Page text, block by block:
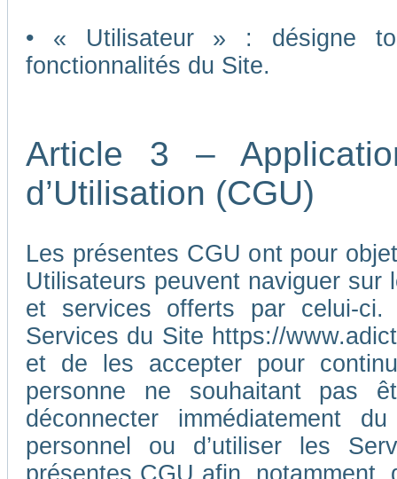
• « Utilisateur » : désigne
fonctionnalités du Site.
Article 3 –
d’Utilisation (CGU)
Les présentes CGU ont pour
Utilisateurs peuvent naviguer
et services offerts par celui-ci.
Services du Site https://
et de les accepter pour
personne ne souhaitant pas
déconnecter immédiatement
personnel ou d’utiliser les
présentes CGU afin,